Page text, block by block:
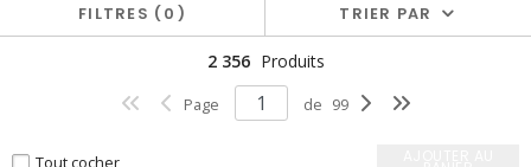
FILTRES 0 TRIER PAR
2 356 Produits
Page de 99
Tout cocher